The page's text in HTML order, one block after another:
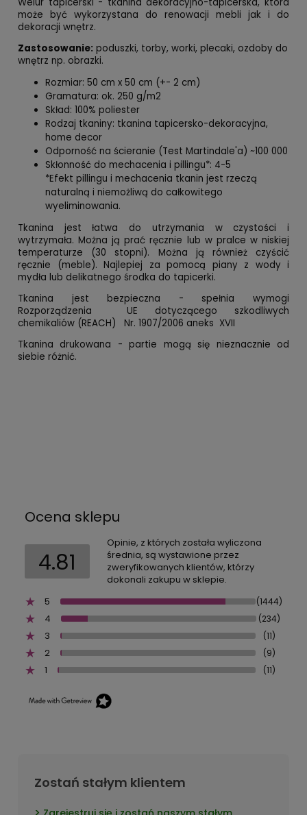
może być wykorzystana do renowacji mebli jak i do
dekoracji wnętrz.
Zastosowanie: poduszki, torby, worki, plecaki, ozdoby do
wnętrz np. obrazki.
Rozmiar: 50 cm x 50 cm (+- 2 cm)
Gramatura: ok. 250 g/m2
Skład: 100% poliester
Rodzaj tkaniny: tkanina tapicersko-dekoracyjna,
home decor
Odporność na ścieranie (Test Martindale'a) ~100 000
Skłonność do mechacenia i pillingu*: 4-5
*Efekt pillingu i mechacenia tkanin jest rzeczą
naturalną i niemożliwą do całkowitego
wyeliminowania.
Tkanina jest łatwa do utrzymania w czystości i
wytrzymała. Można ją prać ręcznie lub w pralce w niskiej
temperaturze (30 stopni). Można ją również czyścić
ręcznie (meble). Najlepiej za pomocą piany z wody i
mydła lub delikatnego środka do tapicerki.
Tkanina jest bezpieczna - spełnia wymogi
Rozporządzenia UE dotyczącego szkodliwych
chemikaliów (REACH) Nr. 1907/2006 aneks XVII
Tkanina drukowana - partie mogą się nieznacznie od
siebie różnić.
Ocena sklepu
4.81
Opinie, z których została wyliczona
średnia, są wystawione przez
zweryfikowanych klientów, którzy
dokonali zakupu w sklepie.
5
(1444)
4 (234)
3 (11)
2 (9)
1 (11)
Zostań stałym klientem